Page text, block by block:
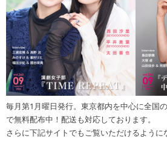
毎月第1月曜日発行。東京都内を中心に全国
で無料配布中！配送も対応しております。
さらに下記サイトでもご覧いただけるように